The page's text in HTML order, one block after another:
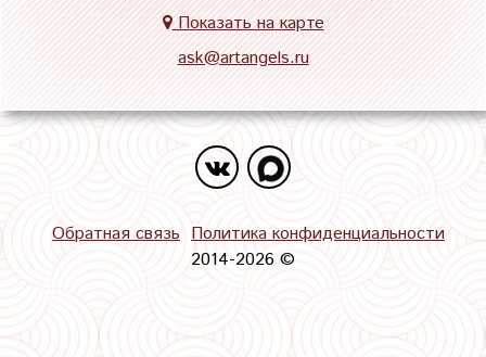
Показать на карте
ask@artangels.ru
Обратная связь Политика конфиденциальности
2014-2026 ©